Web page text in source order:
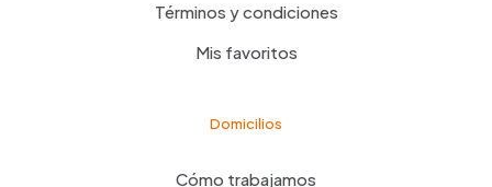
Términos y condiciones
Mis favoritos
Domicilios
Cómo trabajamos